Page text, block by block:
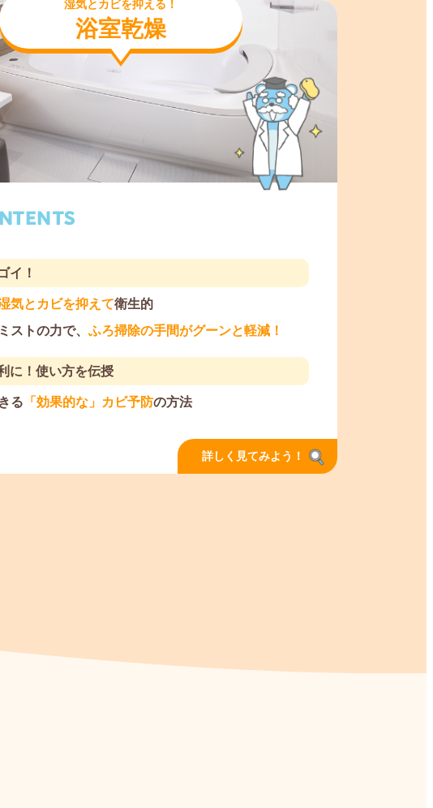
湿気とカビを抑える！
浴室乾燥
イ！
気とカビを抑えて衛生的
ストの力で、 ふろ掃除の手間がグーンと軽減！
に！使い方を伝授
る 「効果的な」カビ予防の方法
詳しく見てみよう！